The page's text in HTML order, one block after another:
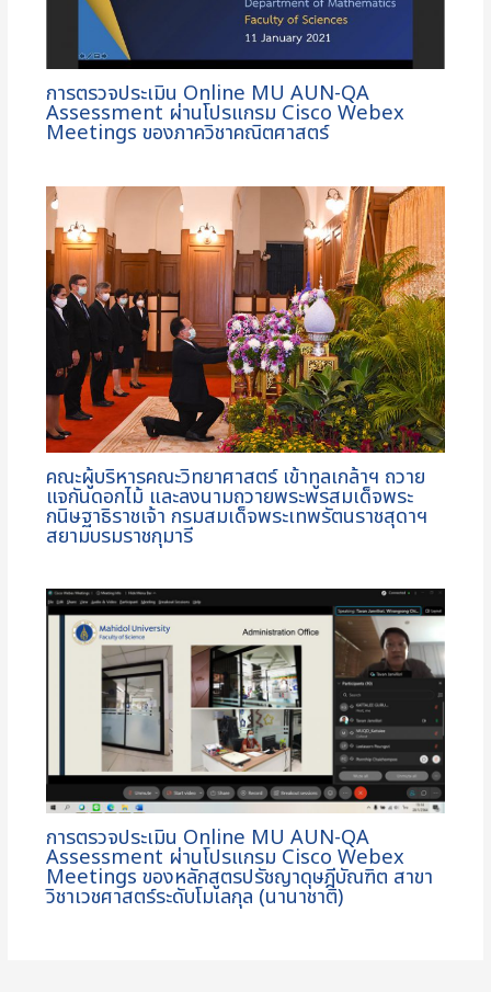
การตรวจประเมิน Online MU AUN-QA
Assessment ผ่านโปรแกรม Cisco Webex
Meetings ของภาควิชาคณิตศาสตร์
คณะผู้บริหารคณะวิทยาศาสตร์ เข้าทูลเกล้าฯ ถวาย
แจกันดอกไม้ และลงนามถวายพระพรสมเด็จพระ
กนิษฐาธิราชเจ้า กรมสมเด็จพระเทพรัตนราชสุดาฯ
สยามบรมราชกุมารี
การตรวจประเมิน Online MU AUN-QA
Assessment ผ่านโปรแกรม Cisco Webex
Meetings ของหลักสูตรปรัชญาดุษฎีบัณฑิต สาขา
วิชาเวชศาสตร์ระดับโมเลกุล (นานาชาติ)